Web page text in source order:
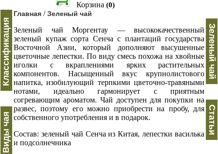
Корзина (0)
Классификация
Виды чая
Главная /Зеленый чай
Зеленый чай Моргентау — высококачественный
зеленый купаж сорта Сенча с плантаций государства
Восточной Азии, который дополняют высушенные
цветочные лепестки. По виду смесь похожа на хвойные
иголки с вкраплениями ярких растительных
компонентов. Насыщенный вкус крупнолистового
напитка, изобилующий терпкими цветочно-травяными
нотами, идеально гармонирует с приятным
согревающим ароматом. Чай доступен для покупки на
развес, поэтому его можно приобрести на пробу, для
собственного употребления и в подарок.
Состав: зеленый чай Сенча из Китая, лепестки василька
и подсолнечника
Зеленый чай
Статьи